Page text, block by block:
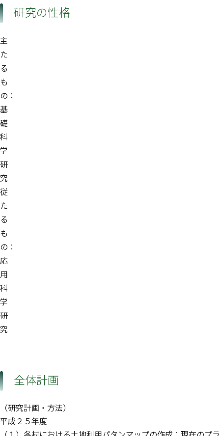
研究の性格
主
た
る
も
の：
基
礎
科
学
研
究
従
た
る
も
の：
応
用
科
学
研
究
全体計画
（研究計画・方法）
平成２５年度